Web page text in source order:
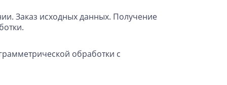
Заказ исходных данных. Получение
обработки с